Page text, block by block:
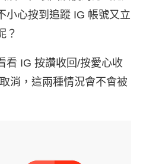
小心按到追蹤 IG 帳號又立
？
看 IG 按讚收回/按愛心收
消，這兩種情況會不會被